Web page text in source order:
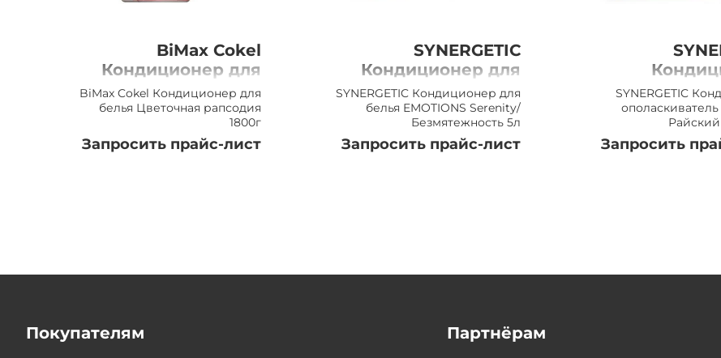
BiMax Cokel
Кондиционер для
белья Цветочная
рапсодия 1800г
BiMax Cokel Кондиционер для
белья Цветочная рапсодия
1800г
Запросить прайс-лист
SYNERGETIC
Кондиционер для
белья EMOTIONS
Serenity/
Безмятежность 5л
SYNERGETIC Кондиционер для
белья EMOTIONS Serenity/
Безмятежность 5л
Запросить прайс-лист
белья
SYNERGETIC
Райский
Запросить
Покупателям Партнёрам